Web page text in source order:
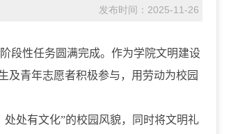
发布时间：2025-11-26
段性任务圆满完成。作为学院文明建设
及青年志愿者积极参与，用劳动为校园
处有文化”的校园风貌，同时将文明礼